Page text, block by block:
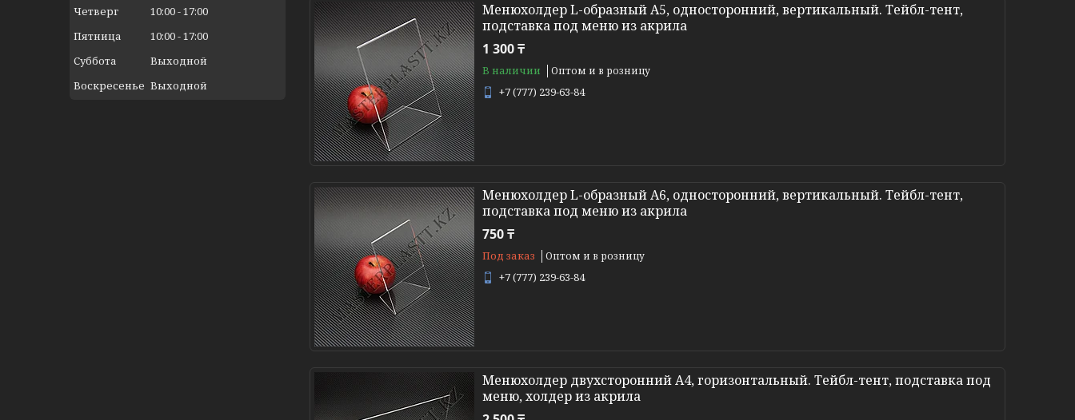
Менюхолдер L-образный A5, односторонний, вертикальный. Тейбл-тент,
подставка под меню из акрила
1 300 ₸
В наличии Оптом и в розницу
+7 (777) 239-63-84
Менюхолдер L-образный A6, односторонний, вертикальный. Тейбл-тент,
подставка под меню из акрила
750 ₸
Под заказ Оптом и в розницу
+7 (777) 239-63-84
Менюхолдер двухсторонний А4, горизонтальный. Тейбл-тент, подставка под
меню, холдер из акрила
Четверг
10:00 17:00
Пятница
10:00 17:00
Суббота
Выходной
Воскресенье Выходной